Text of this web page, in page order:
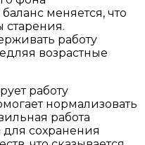
меняется, что
старения.
работу
возрастные
работу
нормализовать
работа
сохранения